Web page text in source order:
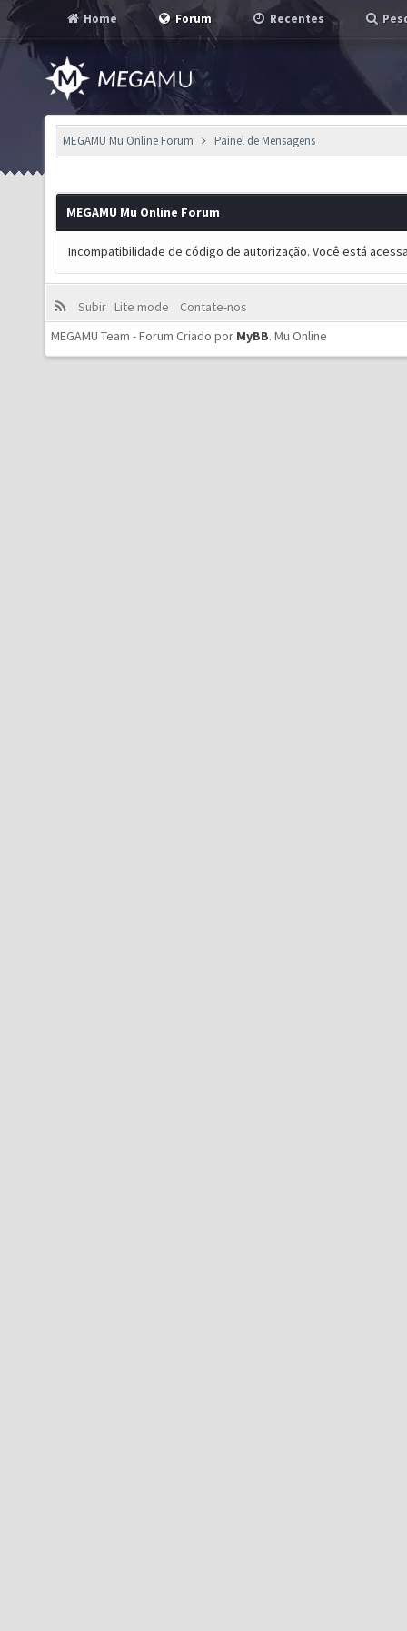
Home Forum Recentes
MEGAMU Mu Online Forum Painel de Mensagens
MEGAMU Mu Online Forum
Incompatibilidade de código de autorização. Você está
Subir Lite mode
Contate-nos
MEGAMU Team - Forum Criado por MyBB. Mu Online